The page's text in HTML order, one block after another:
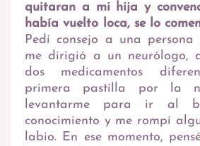
quitaran a mi hija y
había vuelto loca, se lo
Pedí consejo a una
me dirigió a un neurólogo,
dos medicamentos
primera pastilla por la
levantarme para ir al
conocimiento y me rompí
labio. En ese momento,